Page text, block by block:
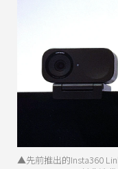
▲先前推出的Insta360